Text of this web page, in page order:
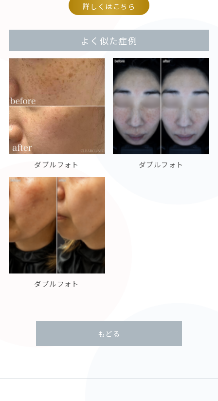
詳しくはこちら
よく似た症例
ダブルフォト ダブルフォト
ダブルフォト
もどる